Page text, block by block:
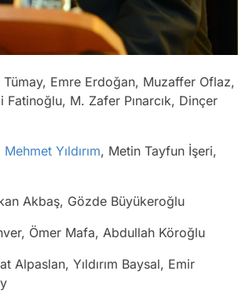
Emre Erdoğan, Muzaffer Oflaz,
M. Zafer Pınarcık, Dinçer
Mehmet Yıldırım, Metin Tayfun İşeri,
Akbaş, Gözde Büyükeroğlu
Ömer Mafa, Abdullah Köroğlu
Alpaslan, Yıldırım Baysal, Emir